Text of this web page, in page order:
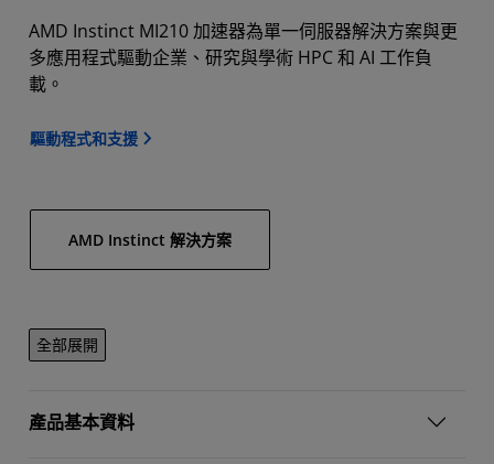
AMD Instinct MI210 加速器為單一伺服器解決方案與更
多應用程式驅動企業、研究與學術 HPC 和 AI 工作負
載。
驅動程式和支援
AMD Instinct 解決方案
全部展開
產品基本資料